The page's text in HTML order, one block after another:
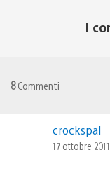
I
8Commenti
crockspal
17 ottobre